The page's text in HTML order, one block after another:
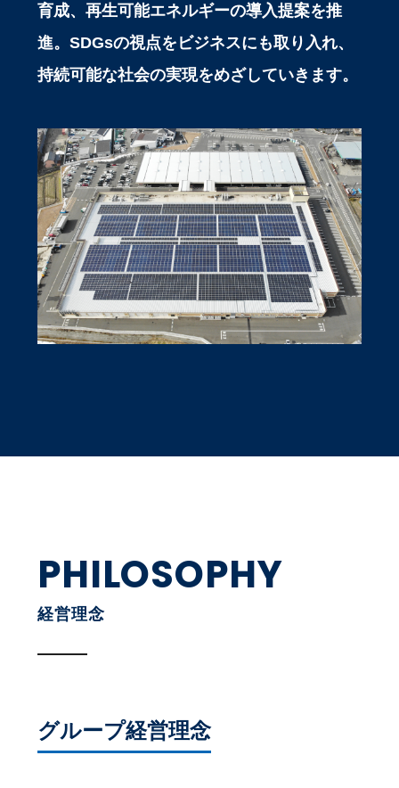
育成、再生可能エネルギーの導入提案を推
進。SDGsの視点をビジネスにも取り入れ、
持続可能な社会の実現をめざしていきます。
PHILOSOPHY
経営理念
グループ経営理念